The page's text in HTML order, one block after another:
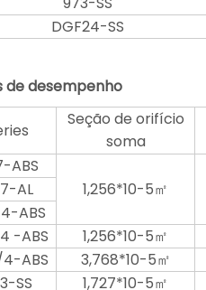
DGF24-SS
de desempenho
Seção de orifício
soma
ABS
1,256*10-5㎡
AL
ABS
-ABS
1,256*10-5㎡
4-ABS
3,768*10-5㎡
SS
1,727*10-5㎡